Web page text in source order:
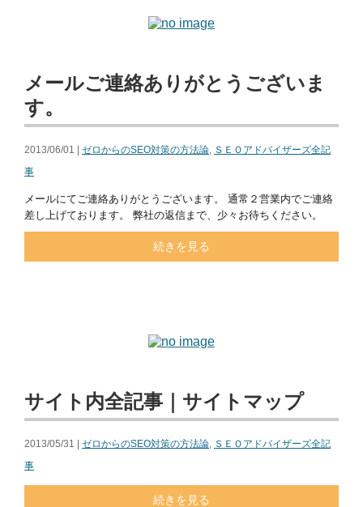
メールご連絡ありがとうございま
す。
2013/06/01 | ゼロからのSEO対策の方法論, ＳＥＯアドバイザーズ全記
事
メールにてご連絡ありがとうございます。 通常２営業内でご連絡
差し上げております。 弊社の返信まで、少々お待ちください。
続きを見る
サイト内全記事｜サイトマップ
2013/05/31 | ゼロからのSEO対策の方法論, ＳＥＯアドバイザーズ全記
事
続きを見る